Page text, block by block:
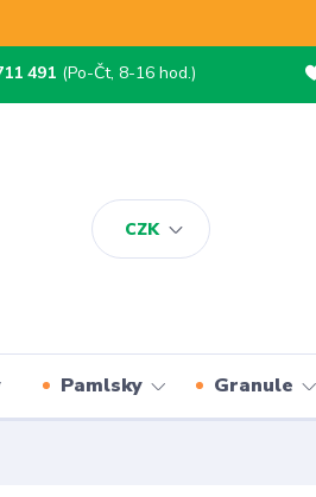
CZK
491 (Po-Čt, 8-16 hod.)
Pamlsky Granule